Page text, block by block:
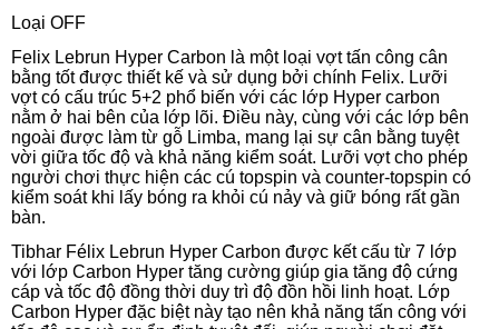
Loại OFF
Felix Lebrun Hyper Carbon là một loại vợt tấn công cân
bằng tốt được thiết kế và sử dụng bởi chính Felix. Lưỡi
vợt có cấu trúc 5+2 phổ biến với các lớp Hyper carbon
nằm ở hai bên của lớp lõi. Điều này, cùng với các lớp bên
ngoài được làm từ gỗ Limba, mang lại sự cân bằng tuyệt
vời giữa tốc độ và khả năng kiểm soát. Lưỡi vợt cho phép
người chơi thực hiện các cú topspin và counter-topspin có
kiểm soát khi lấy bóng ra khỏi cú nảy và giữ bóng rất gần
bàn.
Tibhar Félix Lebrun Hyper Carbon được kết cấu từ 7 lớp
với lớp Carbon Hyper tăng cường giúp gia tăng độ cứng
cáp và tốc độ đồng thời duy trì độ đồn hồi linh hoạt. Lớp
Carbon Hyper đặc biệt này tạo nên khả năng tấn công với